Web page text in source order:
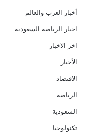
أخبار العرب والعالم
اخبار الرياضة السعودية
اخر الاخبار
الأخبار
الاقتصاد
الرياضة
السعودية
تكنولوجيا